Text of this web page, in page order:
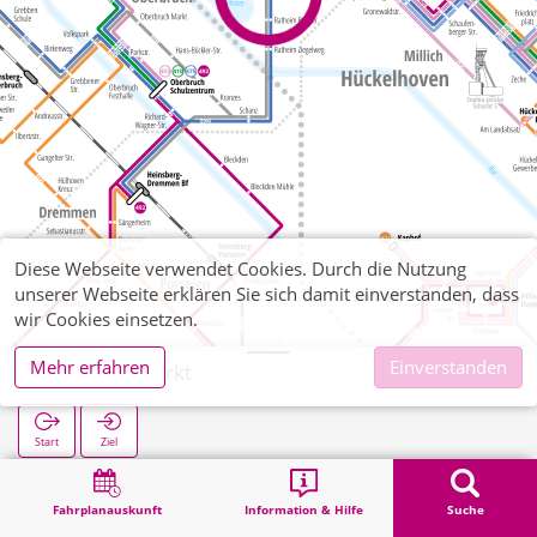
Fahrplanauskunft Information & Hilfe Suche
Ratheim Markt
Start Ziel
Ratheim Markt
Diese Webseite verwendet Cookies. Durch die Nutzung
unserer Webseite erklären Sie sich damit einverstanden, dass
wir Cookies einsetzen.
Mehr erfahren
Einverstanden